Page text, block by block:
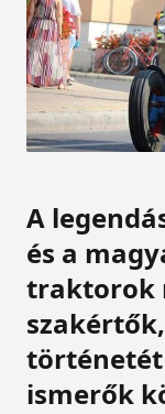
A
és a
traktorok
történetét
ismerők